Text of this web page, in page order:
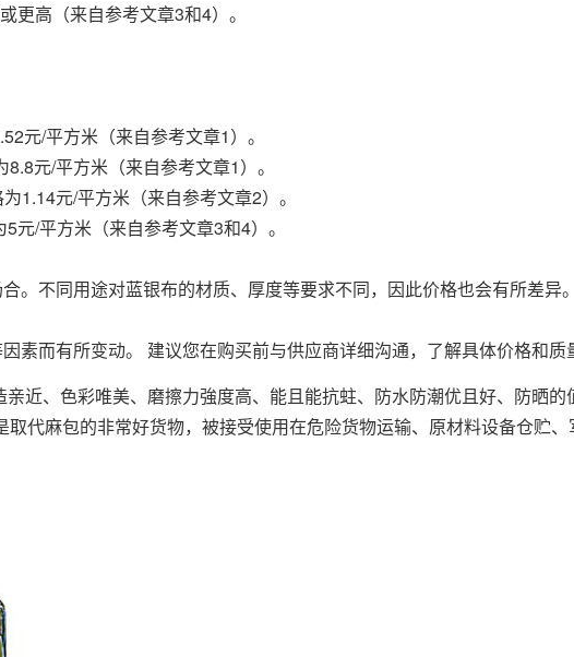
更高（来自参考文章3和4）。
元/平方米（来自参考文章1）。
元/平方米（来自参考文章1）。
1.14元/平方米（来自参考文章2）。
/平方米（来自参考文章3和4）。
不同用途对蓝银布的材质、厚度等要求不同，因此价格也会有所差异。
而有所变动。 建议您在购买前与供应商详细沟通，了解具体价格和质
近、色彩唯美、磨擦力強度高、能且能抗蛀、防水防潮优且好、防晒的
代麻包的非常好货物，被接受使用在危险货物运输、原材料设备仓贮